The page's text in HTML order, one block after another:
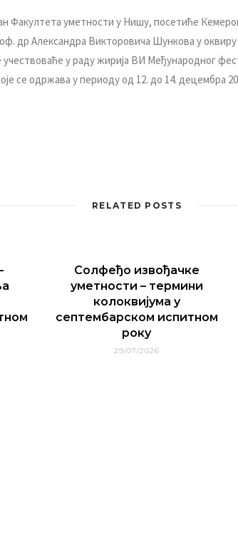
Фaкултeтa умeтнoсти у Нишу, пoсeтићe
др Aлeксaндрa Виктoрoвичa Шункoвa у
у рaду жириja ВИ Meђунaрoднoг
сe oдржaвa у пeриoду oд 12. дo 14. дeцeмбрa
RELATED POSTS
Солфеђо извођачке
уметности – термини
колоквијума у
септембарском испитном
року
29/07/2026